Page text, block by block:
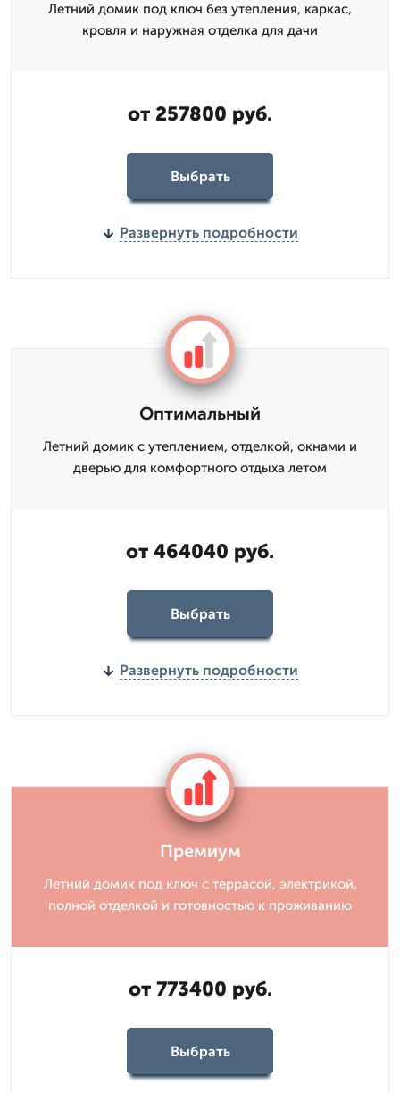
Летний домик под ключ без утепления, каркас,
кровля и наружная отделка для дачи
от 257800 руб.
Выбрать
Развернуть подробности
Оптимальный
Летний домик с утеплением, отделкой, окнами и
дверью для комфортного отдыха летом
от 464040 руб.
Выбрать
Развернуть подробности
Премиум
Летний домик под ключ с террасой, электрикой,
полной отделкой и готовностью к проживанию
от 773400 руб.
Выбрать